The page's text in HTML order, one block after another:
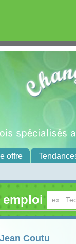
offre
emploi
Coutu